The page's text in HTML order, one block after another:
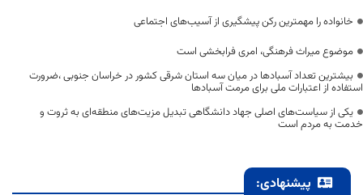
خانواده را مهمترین رکن پیشگیری از آسیب‌های اجتماعی
موضوع میراث فرهنگی، امری فرابخشی است
بیشترین تعداد آسبادها در میان سه استان شرقی کشور در خراسان جنوبی ،ضرورت
استفاده از اعتبارات ملی برای مرمت آسبادها
یکی از سیاست‌های اصلی جهاد دانشگاهی تبدیل مزیت‌های منطقه‌ای به ثروت و
خدمت به مردم است
پیشنهادی: